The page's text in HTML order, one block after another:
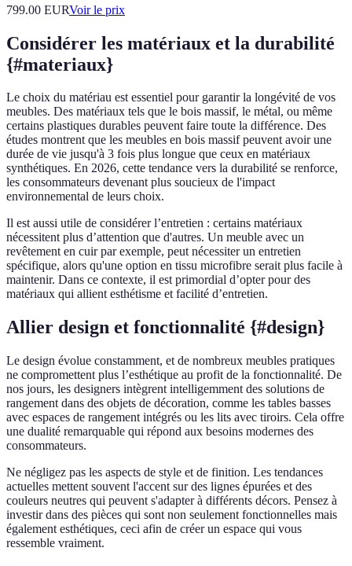
799.00 EURVoir le prix
Considérer les matériaux et la durabilité
{#materiaux}
Le choix du matériau est essentiel pour garantir la longévité de vos
meubles. Des matériaux tels que le bois massif, le métal, ou même
certains plastiques durables peuvent faire toute la différence. Des
études montrent que les meubles en bois massif peuvent avoir une
durée de vie jusqu'à 3 fois plus longue que ceux en matériaux
synthétiques. En 2026, cette tendance vers la durabilité se renforce,
les consommateurs devenant plus soucieux de l'impact
environnemental de leurs choix.
Il est aussi utile de considérer l’entretien : certains matériaux
nécessitent plus d’attention que d'autres. Un meuble avec un
revêtement en cuir par exemple, peut nécessiter un entretien
spécifique, alors qu'une option en tissu microfibre serait plus facile à
maintenir. Dans ce contexte, il est primordial d’opter pour des
matériaux qui allient esthétisme et facilité d’entretien.
Allier design et fonctionnalité {#design}
Le design évolue constamment, et de nombreux meubles pratiques
ne compromettent plus l’esthétique au profit de la fonctionnalité. De
nos jours, les designers intègrent intelligemment des solutions de
rangement dans des objets de décoration, comme les tables basses
avec espaces de rangement intégrés ou les lits avec tiroirs. Cela offre
une dualité remarquable qui répond aux besoins modernes des
consommateurs.
Ne négligez pas les aspects de style et de finition. Les tendances
actuelles mettent souvent l'accent sur des lignes épurées et des
couleurs neutres qui peuvent s'adapter à différents décors. Pensez à
investir dans des pièces qui sont non seulement fonctionnelles mais
également esthétiques, ceci afin de créer un espace qui vous
ressemble vraiment.